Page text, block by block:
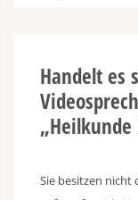
Handelt es
Sie besitzen nicht